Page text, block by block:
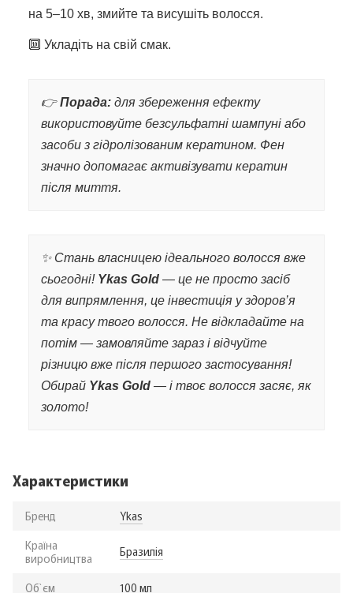
на 5–10 хв, змийте та висушіть волосся.
🔟 Укладіть на свій смак.
👉Порада: для збереження ефекту
використовуйте безсульфатні шампуні або
засоби з гідролізованим кератином. Фен
значно допомагає активізувати кератин
після миття.
✨ Стань власницею ідеального волосся вже
сьогодні! Ykas Gold — це не просто засіб
для випрямлення, це інвестиція у здоров’я
та красу твого волосся. Не відкладайте на
потім — замовляйте зараз і відчуйте
різницю вже після першого застосування!
Обирай Ykas Gold — і твоє волосся засяє, як
золото!
Характеристики
Бренд
Ykas
Країна
виробництва
Бразилія
Об`єм
100 мл